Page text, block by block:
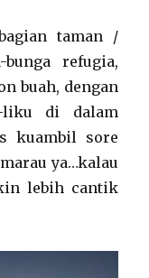
taman /
refugia,
buah, dengan
liku di dalam
kuambil sore
ya…kalau
lebih cantik